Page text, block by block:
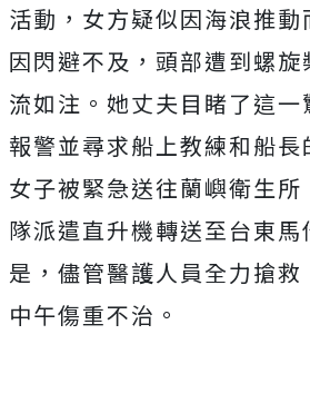
活動，女方疑似因海浪推動
因閃避不及，頭部遭到螺旋
流如注。她丈夫目睹了這
報警並尋求船上教練和船
女子被緊急送往蘭嶼衛生
隊派遣直升機轉送至台東
是，儘管醫護人員全力搶救
中午傷重不治。